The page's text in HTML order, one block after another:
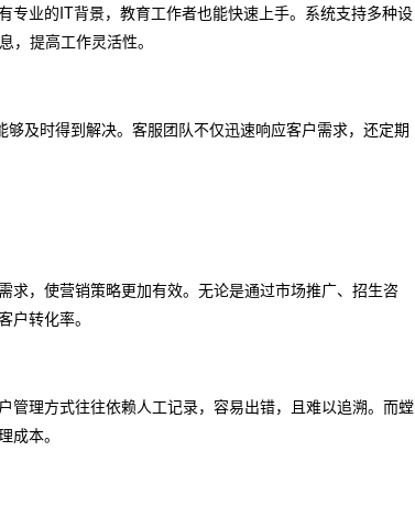
专业的IT背景，教育工作者也能快速上手。系统支持多种设
提高工作灵活性。
及时得到解决。客服团队不仅迅速响应客户需求，还定期
，使营销策略更加有效。无论是通过市场推广、招生咨
转化率。
理方式往往依赖人工记录，容易出错，且难以追溯。而螳
本。